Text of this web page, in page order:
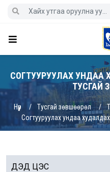
СОГТУУРУУЛАХ УНДАА
ТУСГАЙ
Нүүр Тусгай зөвшөөрөл
Согтууруулах ундаа худалдах,
ДЭД ЦЭС